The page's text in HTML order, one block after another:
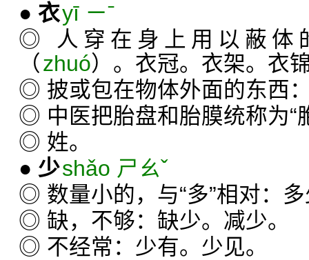
● 衣yī ㄧˉ
◎ 人穿在身上用以蔽体
（zhuó）。衣冠。衣架。衣
◎ 披或包在物体外面的东西
◎ 中医把胎盘和胎膜统称为“
◎ 姓。
● 少shǎo ㄕㄠˇ
◎ 数量小的，与“多”相对：
◎ 缺，不够：缺少。减少。
◎ 不经常：少有。少见。